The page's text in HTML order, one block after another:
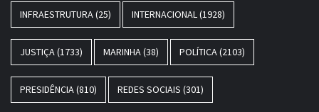
INFRAESTRUTURA (25) INTERNACIONAL (1928)
JUSTIÇA (1733) MARINHA (38) POLÍTICA (2103)
PRESIDÊNCIA (810) REDES SOCIAIS (301)